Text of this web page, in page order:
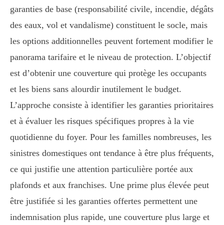
garanties de base (responsabilité civile, incendie, dégâts
des eaux, vol et vandalisme) constituent le socle, mais
les options additionnelles peuvent fortement modifier le
panorama tarifaire et le niveau de protection. L’objectif
est d’obtenir une couverture qui protège les occupants
et les biens sans alourdir inutilement le budget.
L’approche consiste à identifier les garanties prioritaires
et à évaluer les risques spécifiques propres à la vie
quotidienne du foyer. Pour les familles nombreuses, les
sinistres domestiques ont tendance à être plus fréquents,
ce qui justifie une attention particulière portée aux
plafonds et aux franchises. Une prime plus élevée peut
être justifiée si les garanties offertes permettent une
indemnisation plus rapide, une couverture plus large et